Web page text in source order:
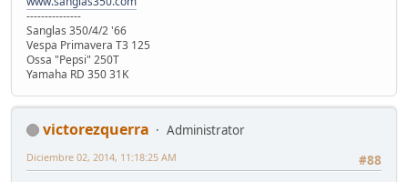
---------------
Sanglas 350/4/2 '66
Vespa Primavera T3 125
Ossa "Pepsi" 250T
Yamaha RD 350 31K
victorezquerra
Administrator
#88
Diciembre 02, 2014, 11:18:25 AM